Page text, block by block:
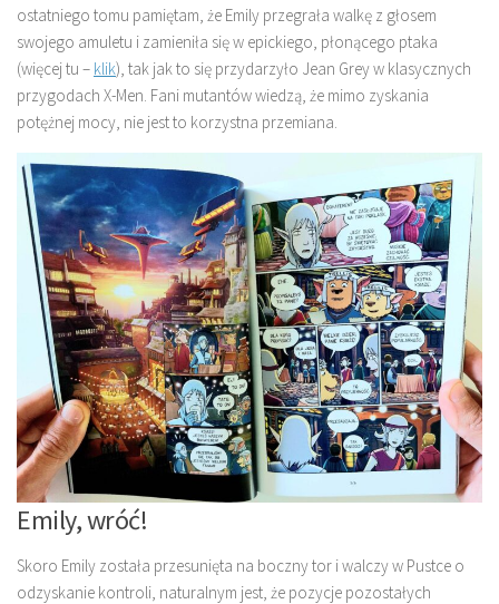
ostatniego tomu pamiętam, że Emily przegrała walkę z głosem
swojego amuletu i zamieniła się w epickiego, płonącego ptaka
(więcej tu – klik), tak jak to się przydarzyło Jean Grey w klasycznych
przygodach X-Men. Fani mutantów wiedzą, że mimo zyskania
potężnej mocy, nie jest to korzystna przemiana.
Emily, wróć!
Skoro Emily została przesunięta na boczny tor i walczy w Pustce o
odzyskanie kontroli, naturalnym jest, że pozycje pozostałych